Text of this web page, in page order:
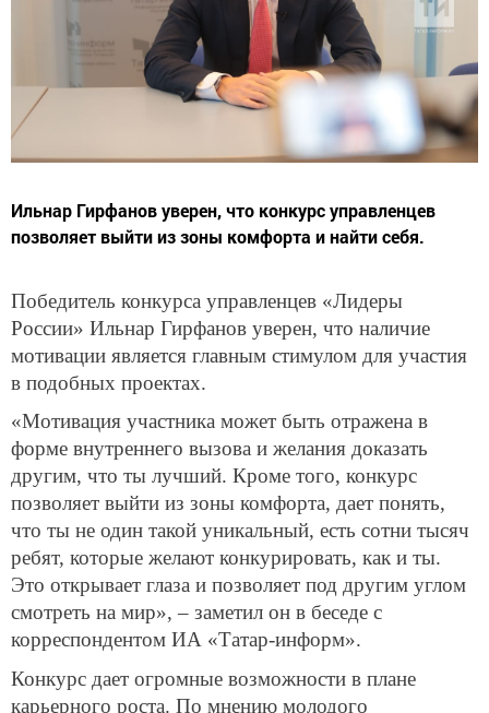
Ильнар Гирфанов уверен, что конкурс управленцев
позволяет выйти из зоны комфорта и найти себя.
Победитель конкурса управленцев «Лидеры
России» Ильнар Гирфанов уверен, что наличие
мотивации является главным стимулом для участия
в подобных проектах.
«Мотивация участника может быть отражена в
форме внутреннего вызова и желания доказать
другим, что ты лучший. Кроме того, конкурс
позволяет выйти из зоны комфорта, дает понять,
что ты не один такой уникальный, есть сотни тысяч
ребят, которые желают конкурировать, как и ты.
Это открывает глаза и позволяет под другим углом
смотреть на мир», – заметил он в беседе с
корреспондентом ИА «Татар-информ».
Конкурс дает огромные возможности в плане
карьерного роста. По мнению молодого